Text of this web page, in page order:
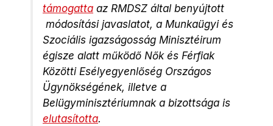
támogatta az RMDSZ által benyújtott
módosítási javaslatot, a Munkaügyi és
Szociális igazságosság Minisztéirum
égisze alatt működő Nők és Férfiak
Közötti Esélyegyenlőség Országos
Ügynökségének, illetve a
Belügyminisztériumnak a bizottsága is
elutasította.